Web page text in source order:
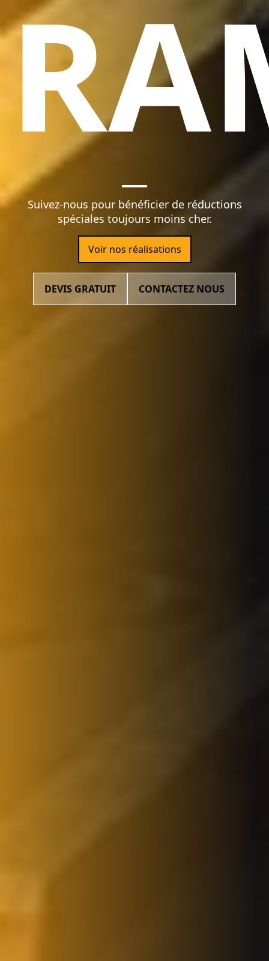
Suivez-nous pour bénéficier de réductions
spéciales toujours moins cher.
Voir nos réalisations
DEVIS GRATUIT CONTACTEZ NOUS